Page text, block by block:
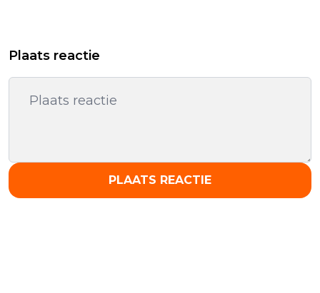
Plaats reactie
PLAATS REACTIE